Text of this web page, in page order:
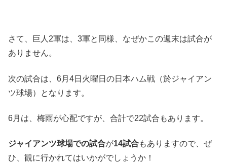
さて、巨人2軍は、3軍と同様、なぜかこの週末は試合が
ありません。
次の試合は、6月4日火曜日の日本ハム戦（於ジャイアン
ツ球場）となります。
6月は、梅雨が心配ですが、合計で22試合もあります。
ジャイアンツ球場での試合が14試合もありますので、ぜ
ひ、観に行かれてはいかがでしょうか！